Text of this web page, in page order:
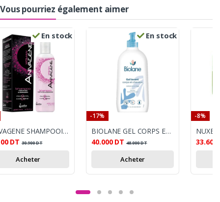
Vous pourriez également aimer
En stock
ANIVAGENE SHAMPOOING ANTI CHUTE FEMME 200ML
DT 30.900DT
Acheter
En stock
-17%
BIOLANE GEL CORPS ET CHEVEUX 2EN1 750ML
40.000 DT 48.000DT
Acheter
-8%
33.600